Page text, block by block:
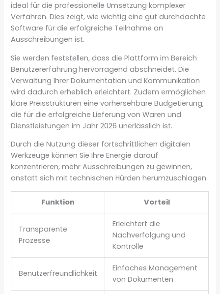
ideal für die professionelle Umsetzung komplexer
Verfahren. Dies zeigt, wie wichtig eine gut durchdachte
Software für die erfolgreiche Teilnahme an
Ausschreibungen ist.
Sie werden feststellen, dass die Plattform im Bereich
Benutzererfahrung hervorragend abschneidet. Die
Verwaltung Ihrer Dokumentation und Kommunikation
wird dadurch erheblich erleichtert. Zudem ermöglichen
klare Preisstrukturen eine vorhersehbare Budgetierung,
die für die erfolgreiche Lieferung von Waren und
Dienstleistungen im Jahr 2026 unerlässlich ist.
Durch die Nutzung dieser fortschrittlichen digitalen
Werkzeuge können Sie Ihre Energie darauf
konzentrieren, mehr Ausschreibungen zu gewinnen,
anstatt sich mit technischen Hürden herumzuschlagen.
Funktion Vorteil
Transparente
Prozesse
Erleichtert die
Nachverfolgung und
Kontrolle
Benutzerfreundlichkeit
Einfaches Management
von Dokumenten